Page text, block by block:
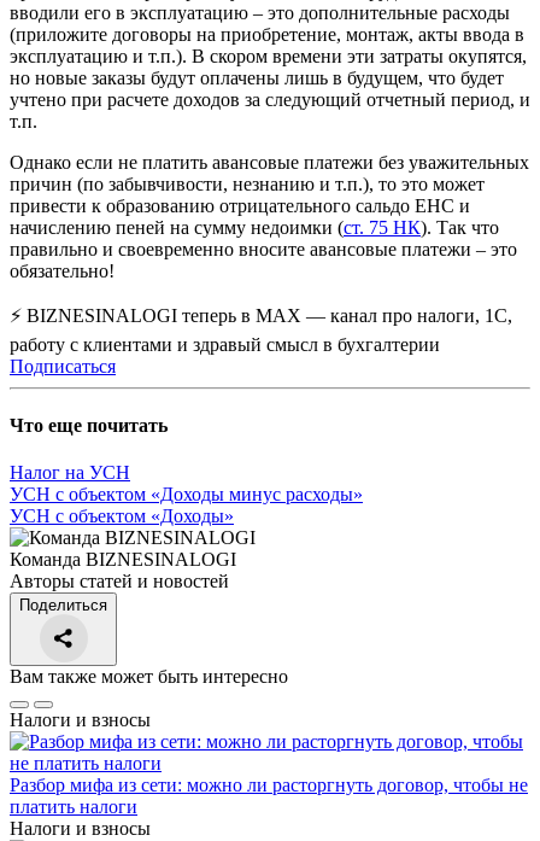
вводили его в эксплуатацию – это дополнительные расходы
(приложите договоры на приобретение, монтаж, акты ввода в
эксплуатацию и т.п.). В скором времени эти затраты окупятся,
но новые заказы будут оплачены лишь в будущем, что будет
учтено при расчете доходов за следующий отчетный период, и
т.п.
Однако если не платить авансовые платежи без уважительных
причин (по забывчивости, незнанию и т.п.), то это может
привести к образованию отрицательного сальдо ЕНС и
начислению пеней на сумму недоимки (ст. 75 НК). Так что
правильно и своевременно вносите авансовые платежи – это
обязательно!
⚡ BIZNESINALOGI теперь в MAX — канал про налоги, 1С,
работу с клиентами и здравый смысл в бухгалтерии
Подписаться
Что еще почитать
Налог на УСН
УСН с объектом «Доходы минус расходы»
УСН с объектом «Доходы»
Команда BIZNESINALOGI
Авторы статей и новостей
Поделиться
Вам также может быть интересно
Налоги и взносы
Разбор мифа из сети: можно ли расторгнуть договор, чтобы не
платить налоги
Налоги и взносы